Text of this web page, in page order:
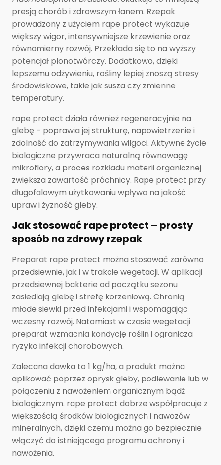
presją chorób i zdrowszym łanem. Rzepak
prowadzony z użyciem rape protect wykazuje
większy wigor, intensywniejsze krzewienie oraz
równomierny rozwój. Przekłada się to na wyższy
potencjał plonotwórczy. Dodatkowo, dzięki
lepszemu odżywieniu, rośliny lepiej znoszą stresy
środowiskowe, takie jak susza czy zmienne
temperatury.
rape protect działa również regeneracyjnie na
glebę – poprawia jej strukturę, napowietrzenie i
zdolność do zatrzymywania wilgoci. Aktywne życie
biologiczne przywraca naturalną równowagę
mikroflory, a proces rozkładu materii organicznej
zwiększa zawartość próchnicy. Rape protect przy
długofalowym użytkowaniu wpływa na jakość
upraw i żyzność gleby.
Jak stosować rape protect – prosty
sposób na zdrowy rzepak
Preparat rape protect można stosować zarówno
przedsiewnie, jak i w trakcie wegetacji. W aplikacji
przedsiewnej bakterie od początku sezonu
zasiedlają glebę i strefę korzeniową. Chronią
młode siewki przed infekcjami i wspomagając
wczesny rozwój. Natomiast w czasie wegetacji
preparat wzmacnia kondycję roślin i ogranicza
ryzyko infekcji chorobowych.
Zalecana dawka to 1 kg/ha, a produkt można
aplikować poprzez oprysk gleby, podlewanie lub w
połączeniu z nawożeniem organicznym bądź
biologicznym. rape protect dobrze współpracuje z
większością środków biologicznych i nawozów
mineralnych, dzięki czemu można go bezpiecznie
włączyć do istniejącego programu ochrony i
nawożenia.